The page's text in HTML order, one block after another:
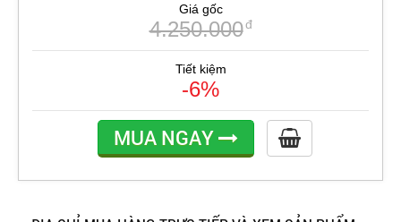
Giá gốc
4.250.000đ
Tiết kiệm
-6%
MUA NGAY